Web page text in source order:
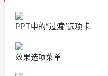
PPT中的“过渡”选项卡
效果选项菜单